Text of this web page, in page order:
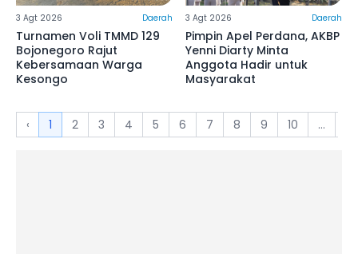
3 Agt 2026 Daerah
Turnamen Voli TMMD 129
Bojonegoro Rajut
Kebersamaan Warga
Kesongo
3 Agt 2026 Daerah
Pimpin Apel Perdana, AKBP
Yenni Diarty Minta
Anggota Hadir untuk
Masyarakat
‹ 1 2 3 4 5 6 7 8 9 10 ...